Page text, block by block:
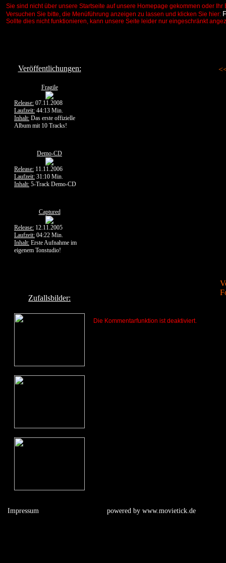
Sie sind nicht über unsere Startseite auf unsere Homepage gekommen oder
Versuchen Sie bitte, die Menüführung anzeigen zu lassen und klicken Sie hier:
Sollte dies nicht funktionieren, kann unsere Seite leider nur eingeschränkt
Veröffentlichungen:
Fragile
Release: 07.11.2008
Laufzeit: 44:13 Min.
Inhalt: Das erste offizielle
Album mit 10 Tracks!
Demo-CD
Release: 11.11.2006
Laufzeit: 31:10 Min.
Inhalt: 5-Track Demo-CD
Captured
Release: 12.11.2005
Laufzeit: 04:22 Min.
Inhalt: Erste Aufnahme im
eigenem Tonstudio!
Zufallsbilder:
Die Kommentarfunktion ist deaktiviert.
Impressum powered by www.movietick.de